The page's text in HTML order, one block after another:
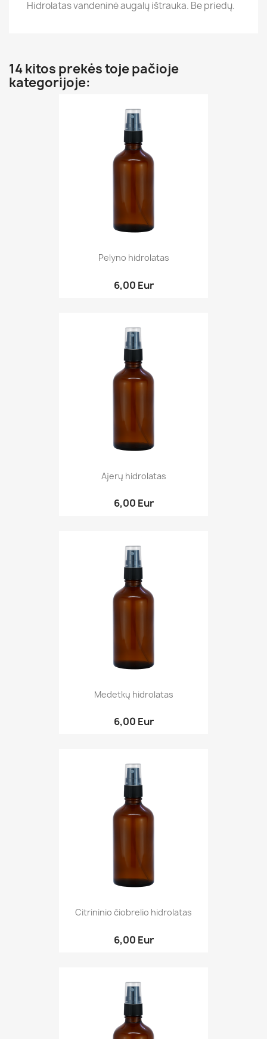
Hidrolatas vandeninė augalų ištrauka. Be priedų.
14 kitos prekės toje pačioje
kategorijoje:
Pelyno hidrolatas
6,00 Eur
Ajerų hidrolatas
6,00 Eur
Medetkų hidrolatas
6,00 Eur
Citrininio čiobrelio hidrolatas
6,00 Eur